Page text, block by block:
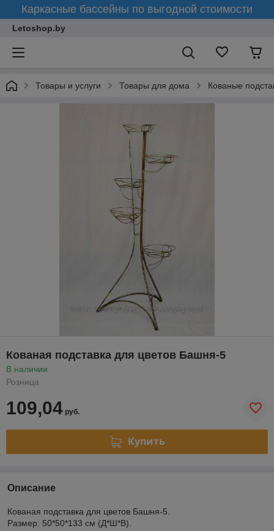
Каркасные бассейны по выгодной стоимости
Letoshop.by
Товары и услуги Товары для дома Кованые
Кованая подставка для цветов Башня-5
В наличии
Розница
109,04 руб.
Купить
Описание
Кованая подставка для цветов Башня-5.
Размер: 50*50*133 см (Д*Ш*В).